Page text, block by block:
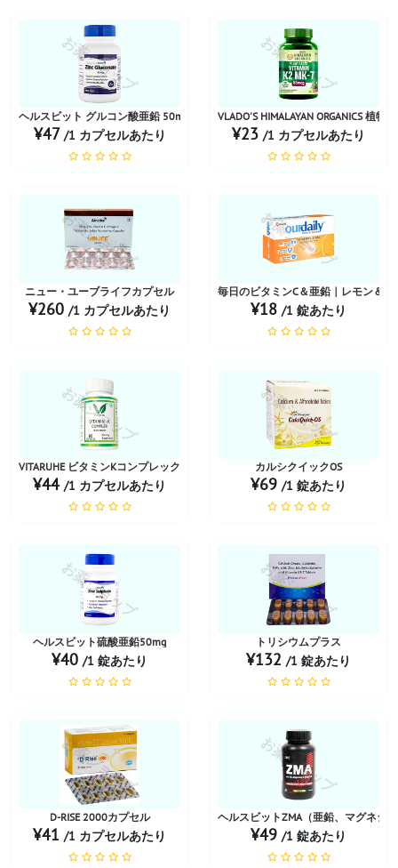
お薬ショップ
ヘルスビット グルコン酸亜鉛 50mg
¥47 /1 カプセルあたり
お薬ショップ
VLADO'S HIMALAYAN ORGANICS 植
¥23 /1 カプセルあたり
お薬ショップ
ニュー・ユーブライフカプセル
¥260 /1 カプセルあたり
お薬ショップ
毎日のビタミンC＆亜鉛｜レモン＆オ
¥18 /1 錠あたり
お薬ショップ
VITARUHE ビタミンKコンプレックス
¥44 /1 カプセルあたり
お薬ショップ
カルシクイックOS
¥69 /1 錠あたり
お薬ショップ
ヘルスビット硫酸亜鉛50mg
¥40 /1 錠あたり
お薬ショップ
トリシウムプラス
¥132 /1 錠あたり
お薬ショップ
D-RISE 2000カプセル
¥41 /1 カプセルあたり
お薬ショップ
ヘルスビットZMA（亜鉛、マグネシ
¥49 /1 錠あたり